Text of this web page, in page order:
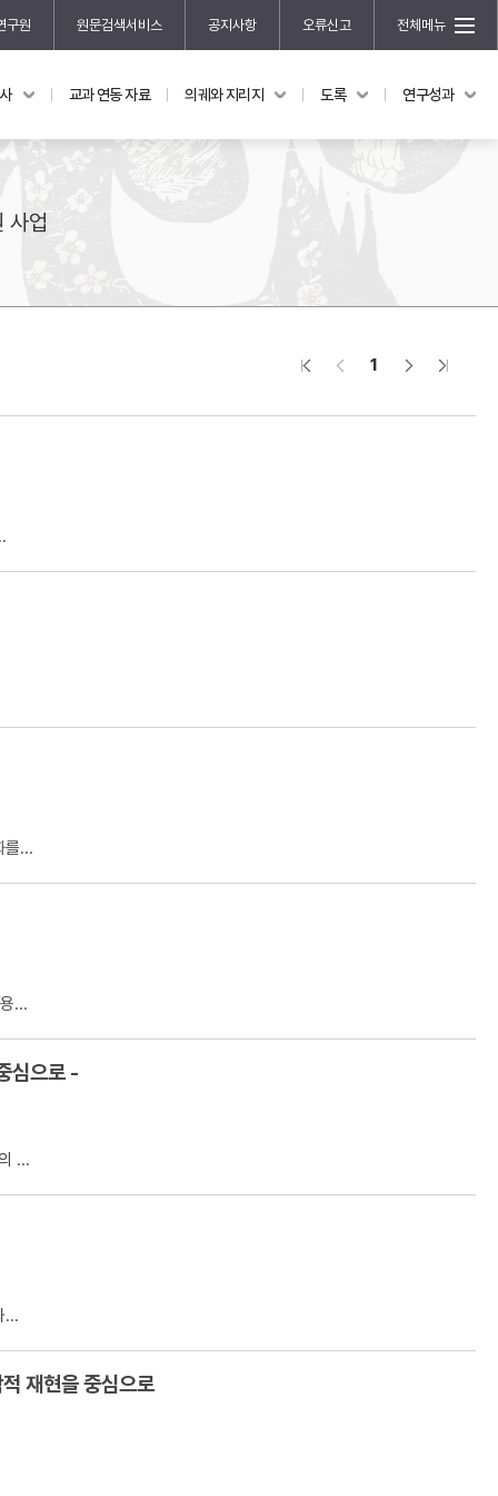
구원 원문검색서비스 공지사항 오류신고 전체메뉴
도록
규장각 소장품 해설
연구성과
신진학자 초청 연구교류 사업
규장각-산기 연구비 지원 사업
교과 연동 자료 의궤와 지리지 도록 연구성과
사업
1
를...
...
심으로 -
...
...
재현을 중심으로